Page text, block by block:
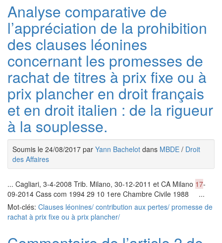
Analyse comparative de
l’appréciation de la prohibition
des clauses léonines
concernant les promesses de
rachat de titres à prix fixe ou à
prix plancher en droit français
et en droit italien : de la rigueur
à la souplesse.
Soumis le 24/08/2017 par Yann Bachelot dans MBDE / Droit
des Affaires
... Cagliari, 3-4-2008 Trib. Milano, 30-12-2011 et CA Milano 17-
09-2014 Cass com 1994 29 10 1ere Chambre Civile 1988 ...
Mot-clés: Clauses léonines/ contribution aux pertes/ promesse de
rachat à prix fixe ou à prix plancher/